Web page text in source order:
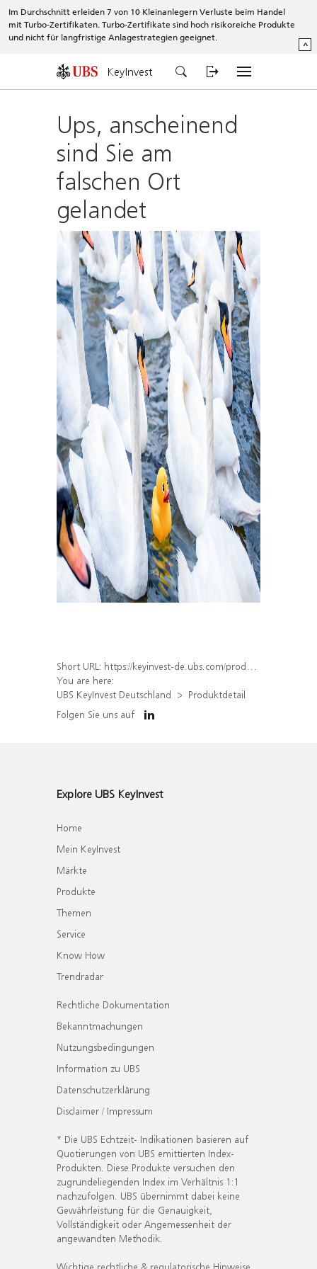
Im Durchschnitt erleiden 7 von 10 Kleinanlegern Verluste beim Handel
mit Turbo-Zertifikaten. Turbo-Zertifikate sind hoch risikoreiche Produkte
und nicht für langfristige Anlagestrategien geeignet.
^
KeyInvest
Ups, anscheinend
sind Sie am
falschen Ort
gelandet
Short URL: https://keyinvest-de.ubs.com/produkt/detail/index/isin/DE000WA2D2R3
You are here:
UBS KeyInvest Deutschland
Produktdetail
Folgen Sie uns auf
Explore UBS KeyInvest
Home
Mein KeyInvest
Märkte
Produkte
Themen
Service
Know How
Trendradar
Rechtliche Dokumentation
Bekanntmachungen
Nutzungsbedingungen
Information zu UBS
Datenschutzerklärung
Disclaimer / Impressum
* Die UBS Echtzeit- Indikationen basieren auf
Quotierungen von UBS emittierten Index-
Produkten. Diese Produkte versuchen den
zugrundeliegenden Index im Verhältnis 1:1
nachzufolgen. UBS übernimmt dabei keine
Gewährleistung für die Genauigkeit,
Vollständigkeit oder Angemessenheit der
angewandten Methodik.